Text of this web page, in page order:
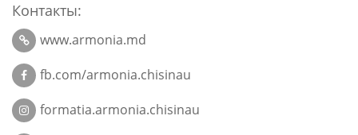
Контакты:
www.armonia.md
fb.com/armonia.chisinau
formatia.armonia.chisinau